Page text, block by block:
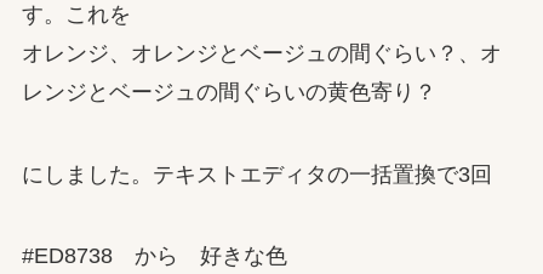
す。これを
オレンジ、オレンジとベージュの間ぐらい？、オ
レンジとベージュの間ぐらいの黄色寄り？
にしました。テキストエディタの一括置換で3回
#ED8738 から 好きな色